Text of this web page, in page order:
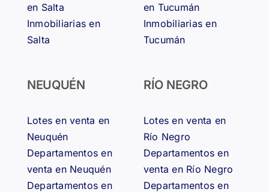
en Salta
Inmobiliarias en
Salta
en Tucumán
Inmobiliarias en
Tucumán
NEUQUÉN
Lotes en venta en
Neuquén
Departamentos en
venta en Neuquén
Departamentos en
RÍO NEGRO
Lotes en venta en
Río Negro
Departamentos en
venta en Río Negro
Departamentos en